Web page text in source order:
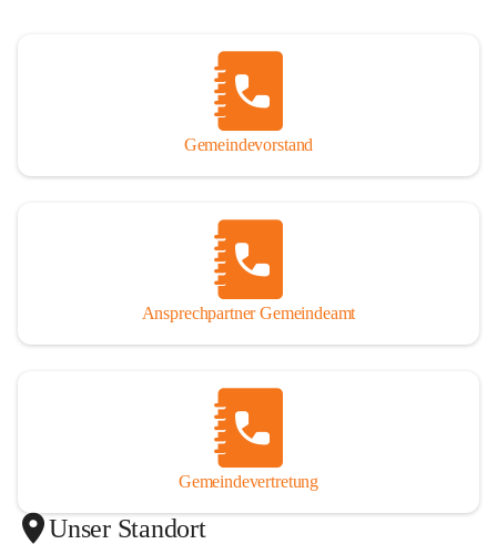
Gemeindevorstand
Ansprechpartner Gemeindeamt
Gemeindevertretung
Unser Standort